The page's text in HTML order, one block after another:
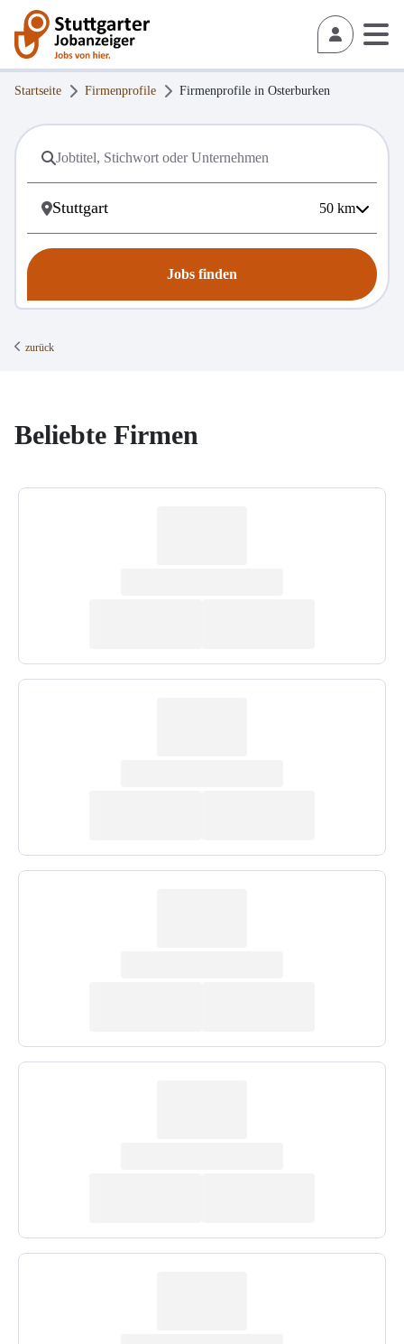
Startseite Firmenprofile Firmenprofile in Osterburken
50 km
Jobs finden
zurück
Beliebte Firmen